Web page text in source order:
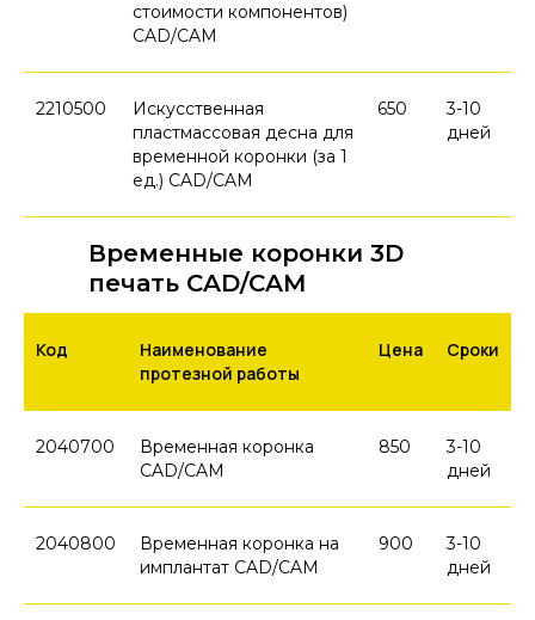
стоимости компонентов)
CAD/CAM
2210500
Искусственная
пластмассовая десна для
временной коронки (за 1
ед.) CAD/CAM
650
3-10
дней
Временные коронки 3D
печать CAD/CAM
Код
Наименование
протезной работы
Цена Сроки
2040700
Временная коронка
CAD/CAM
850
3-10
дней
2040800
Временная коронка на
имплантат CAD/CAM
900
3-10
дней